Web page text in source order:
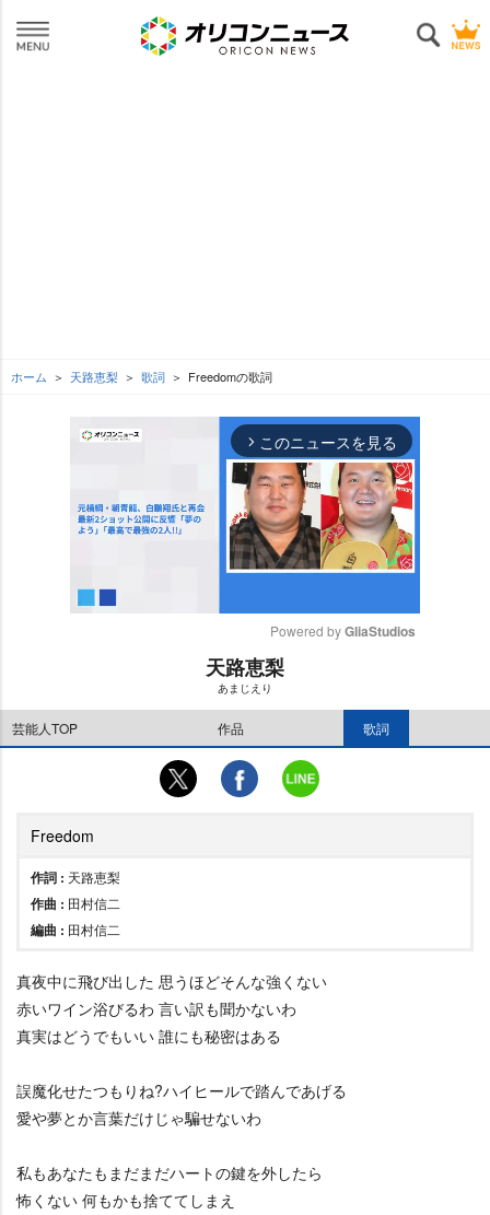
ホーム 天路恵梨 歌詞 Freedomの歌詞
arrow_forward_ios このニュースを見る
Powered by GliaStudios
天路恵梨
あまじえり
芸能人TOP 作品 歌詞
Freedom
作詞 : 天路恵梨
作曲 : 田村信二
編曲 : 田村信二
真夜中に飛び出した 思うほどそんな強くない
赤いワイン浴びるわ 言い訳も聞かないわ
真実はどうでもいい 誰にも秘密はある
誤魔化せたつもりね?ハイヒールで踏んであげる
愛や夢とか言葉だけじゃ騙せないわ
私もあなたもまだまだハートの鍵を外したら
怖くない 何もかも捨ててしまえ